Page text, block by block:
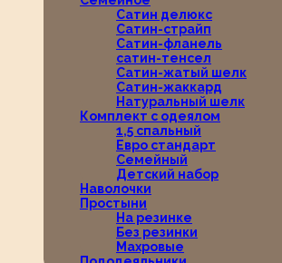
Сатин делюкс
Сатин-страйп
Сатин-фланель
сатин-тенсел
Сатин-жатый шелк
Сатин-жаккард
Натуральный шелк
Комплект с одеялом
1,5 спальный
Евро стандарт
Семейный
Детский набор
Наволочки
Простыни
На резинке
Без резинки
Махровые